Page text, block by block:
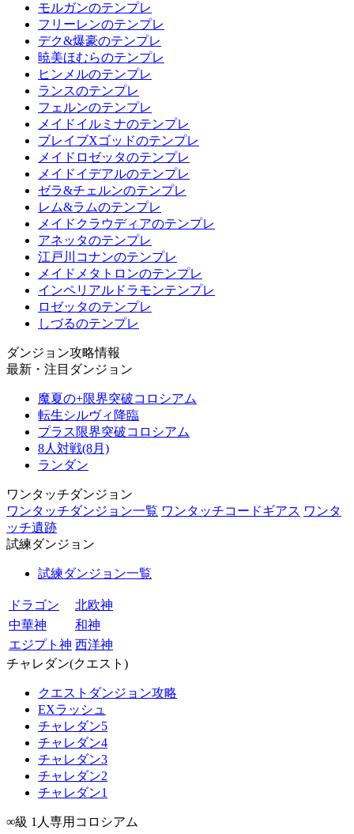
モルガンのテンプレ
フリーレンのテンプレ
デク&爆豪のテンプレ
暁美ほむらのテンプレ
ヒンメルのテンプレ
ランスのテンプレ
フェルンのテンプレ
メイドイルミナのテンプレ
ブレイブXゴッドのテンプレ
メイドロゼッタのテンプレ
メイドイデアルのテンプレ
ゼラ&チェルンのテンプレ
レム&ラムのテンプレ
メイドクラウディアのテンプレ
アネッタのテンプレ
江戸川コナンのテンプレ
メイドメタトロンのテンプレ
インペリアルドラモンテンプレ
ロゼッタのテンプレ
しづるのテンプレ
ダンジョン攻略情報
最新・注目ダンジョン
魔夏の+限界突破コロシアム
転生シルヴィ降臨
プラス限界突破コロシアム
8人対戦(8月)
ランダン
ワンタッチダンジョン
ワンタッチダンジョン一覧 ワンタッチコードギアス ワンタ
ッチ遺跡
試練ダンジョン
試練ダンジョン一覧
ドラゴン
北欧神
中華神
和神
エジプト神 西洋神
チャレダン(クエスト)
クエストダンジョン攻略
EXラッシュ
チャレダン5
チャレダン4
チャレダン3
チャレダン2
チャレダン1
∞級 1人専用コロシアム